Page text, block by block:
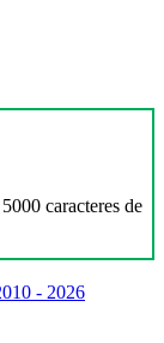
caracteres de
- 2026